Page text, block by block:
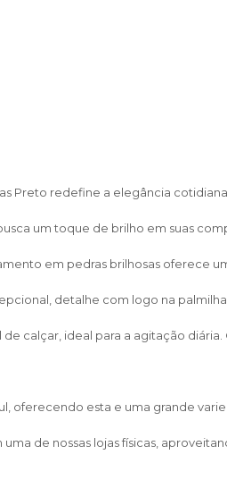
Preto redefine a elegância
um toque de brilho em suas
em pedras brilhosas oferece
detalhe com logo na
calçar, ideal para a agitação
oferecendo esta e uma grande
de nossas lojas físicas,